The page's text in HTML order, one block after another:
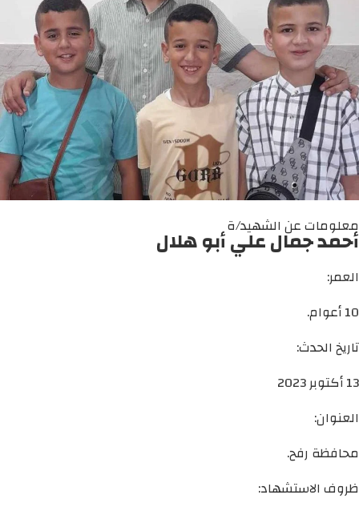
معلومات عن الشهيد/ة
أحمد جمال علي أبو هلال
العمر:
10 أعوام.
تاريخ الحدث:
13 أكتوبر 2023
العنوان:
محافظة رفح.
ظروف الاستشهاد: